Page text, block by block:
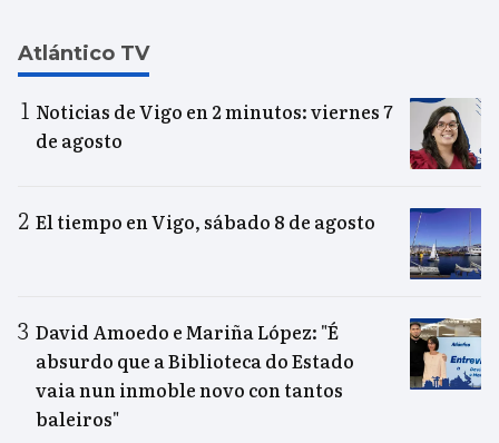
Atlántico TV
Noticias de Vigo en 2 minutos: viernes 7
de agosto
El tiempo en Vigo, sábado 8 de agosto
David Amoedo e Mariña López: "É
absurdo que a Biblioteca do Estado
vaia nun inmoble novo con tantos
baleiros"